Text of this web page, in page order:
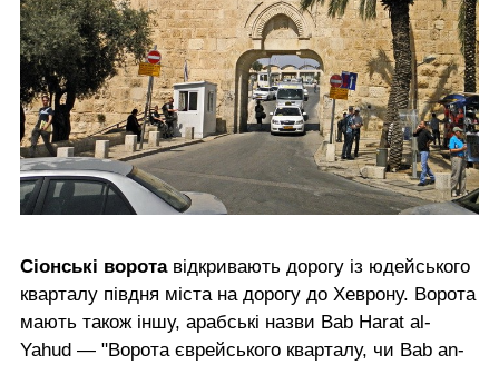
Сіонські воротавідкривають дорогу із юдейського
кварталу півдня міста на дорогу до Хеврону. Ворота
мають також іншу, арабські назви Bab Harat al-
Yahud — "Ворота єврейського кварталу, чи Bab an-